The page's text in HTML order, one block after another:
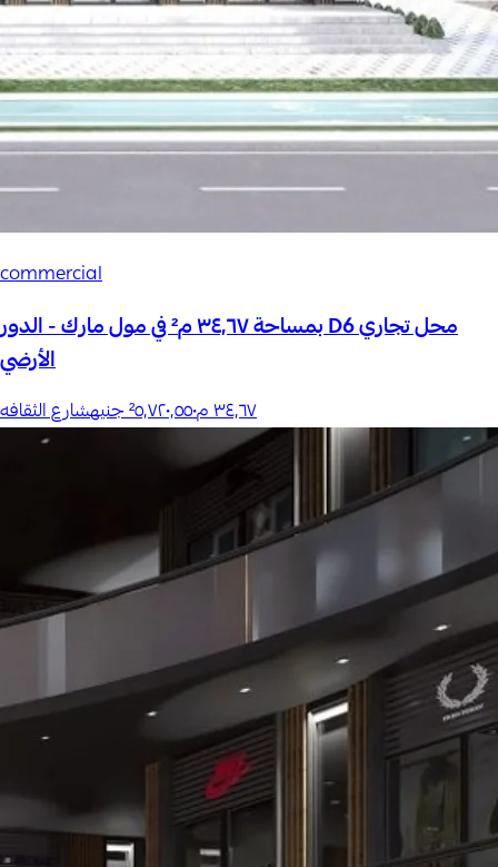
commercial
محل تجاري D6 بمساحة ٣٤٫٦٧ م² في مول مارك - الدور
الأرضي
٣٤٫٦٧م²٥٬٧٢٠٬٥٥٠ جنيه شارع الثقافه